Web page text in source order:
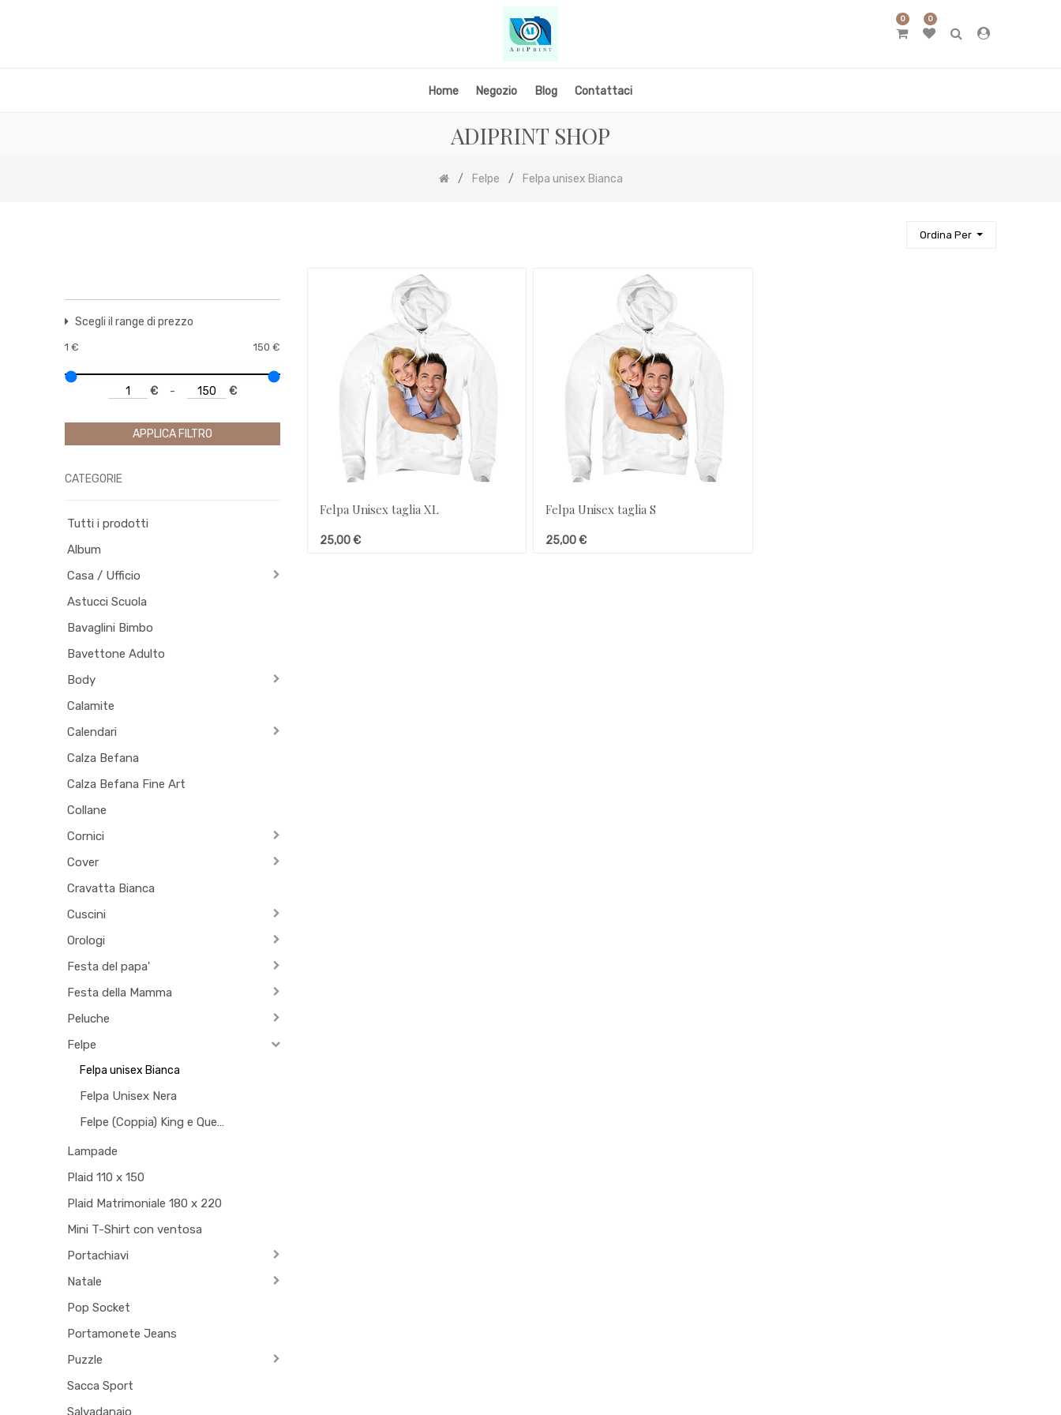
0 0
Home Negozio Blog Contattaci
ADIPRINT SHOP
Felpe Felpa unisex Bianca
Ordina Per
Scegli il range di prezzo
1 € 150 €
€ - €
APPLICA FILTRO
CATEGORIE
Tutti i prodotti
Album
Casa / Ufficio
Astucci Scuola
Bavaglini Bimbo
Bavettone Adulto
Body
Calamite
Calendari
Calza Befana
Calza Befana Fine Art
Collane
Cornici
Cover
Cravatta Bianca
Cuscini
Orologi
Festa del papa'
Festa della Mamma
Peluche
Felpe
Felpa unisex Bianca
Felpa Unisex Nera
Felpe (Coppia) King e Queen
Lampade
Plaid 110 x 150
Plaid Matrimoniale 180 x 220
Mini T-Shirt con ventosa
Portachiavi
Natale
Pop Socket
Portamonete Jeans
Puzzle
Sacca Sport
Salvadanaio
Felpa Unisex taglia XL
25,00€
Felpa Unisex taglia S
25,00€